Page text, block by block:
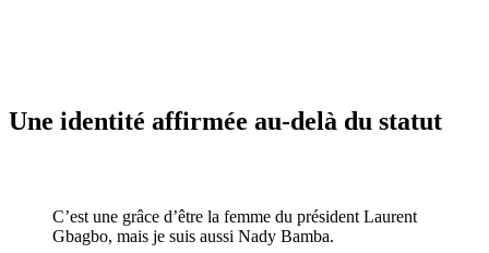
Une identité affirmée au-delà du statut
C’est une grâce d’être la femme du président Laurent
Gbagbo, mais je suis aussi Nady Bamba.